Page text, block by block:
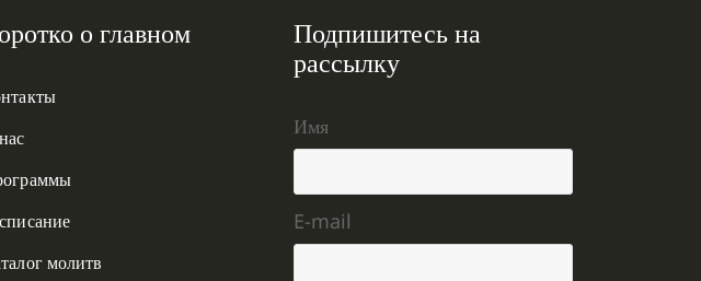
о главном
молитв
Подпишитесь на
рассылку
Имя
E-mail